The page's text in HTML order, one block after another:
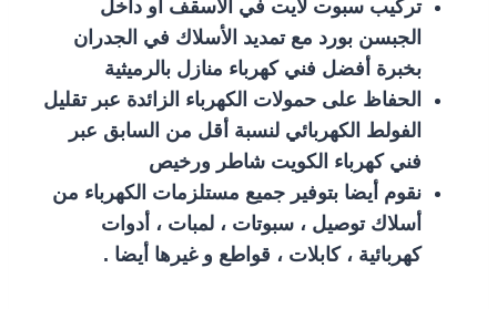
تركيب سبوت لايت في الأسقف أو داخل
الجبسن بورد مع تمديد الأسلاك في الجدران
بخبرة أفضل فني كهرباء منازل بالرميثية
الحفاظ على حمولات الكهرباء الزائدة عبر تقليل
الفولط الكهربائي لنسبة أقل من السابق عبر
فني كهرباء الكويت شاطر ورخيص
نقوم أيضا بتوفير جميع مستلزمات الكهرباء من
أسلاك توصيل ، سبوتات ، لمبات ، أدوات
كهربائية ، كابلات ، قواطع و غيرها أيضا .